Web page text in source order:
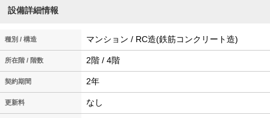
設備詳細情報
種別 / 構造 マンション / RC造(鉄筋コンクリート造)
所在階 / 階数 2階 / 4階
契約期間 2年
更新料 なし